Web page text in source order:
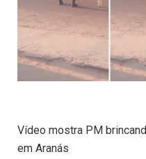
Vídeo mostra PM
em Aranás